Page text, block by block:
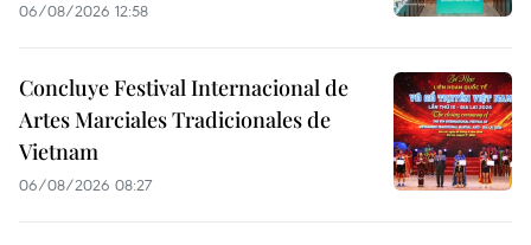
06/08/2026 12:58
Concluye Festival Internacional de
Artes Marciales Tradicionales de
Vietnam
06/08/2026 08:27